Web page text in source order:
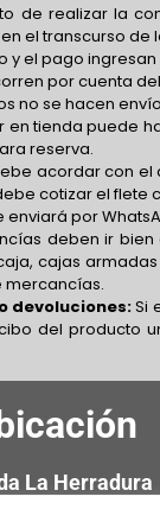
de realizar la
el transcurso de
y el pago
por cuenta
no se hacen
en tienda puede
reserva.
acordar con
cotizar el flete
enviará por
deben ir
cajas
mercancías.
devoluciones:Si
del producto
La Herradura